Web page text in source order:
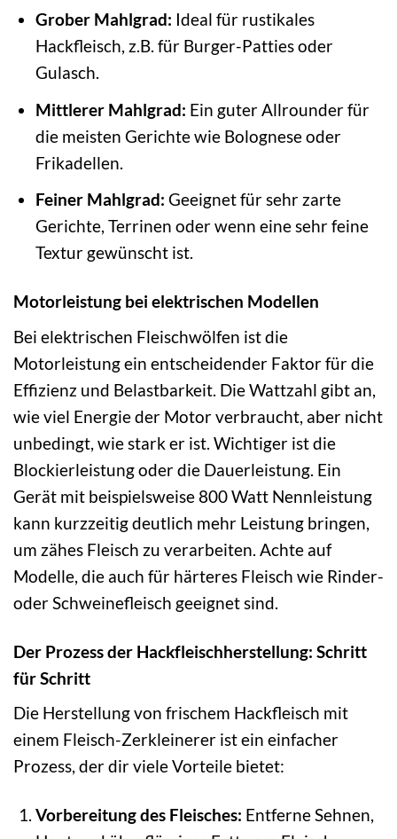
Grober Mahlgrad: Ideal für rustikales
Hackfleisch, z.B. für Burger-Patties oder
Gulasch.
Mittlerer Mahlgrad: Ein guter Allrounder für
die meisten Gerichte wie Bolognese oder
Frikadellen.
Feiner Mahlgrad: Geeignet für sehr zarte
Gerichte, Terrinen oder wenn eine sehr feine
Textur gewünscht ist.
Motorleistung bei elektrischen Modellen
Bei elektrischen Fleischwölfen ist die
Motorleistung ein entscheidender Faktor für die
Effizienz und Belastbarkeit. Die Wattzahl gibt an,
wie viel Energie der Motor verbraucht, aber nicht
unbedingt, wie stark er ist. Wichtiger ist die
Blockierleistung oder die Dauerleistung. Ein
Gerät mit beispielsweise 800 Watt Nennleistung
kann kurzzeitig deutlich mehr Leistung bringen,
um zähes Fleisch zu verarbeiten. Achte auf
Modelle, die auch für härteres Fleisch wie Rinder-
oder Schweinefleisch geeignet sind.
Der Prozess der Hackfleischherstellung: Schritt
für Schritt
Die Herstellung von frischem Hackfleisch mit
einem Fleisch-Zerkleinerer ist ein einfacher
Prozess, der dir viele Vorteile bietet:
Vorbereitung des Fleisches: Entferne Sehnen,